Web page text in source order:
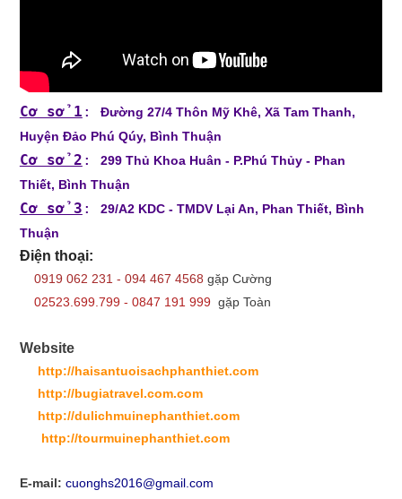
Cơ sở 1 :
Đường 27/4 Thôn Mỹ Khê, Xã Tam Thanh,
Huyện Đảo Phú Qúy, Bình Thuận
Cơ sở 2 :
299 Thủ Khoa Huân - P.Phú Thủy - Phan
Thiết, Bình Thuận
Cơ sở 3 :
29/A2 KDC - TMDV Lại An, Phan Thiết, Bình
Thuận
Điện thoại:
0919 062 231 - 094 467 4568 gặp Cường
02523.699.799 - 0847 191 999gặp Toàn
Website
http://haisantuoisachphanthiet.com
http://bugiatravel.com.com
http://dulichmuinephanthiet.com
http://tourmuinephanthiet.com
E-mail: cuonghs2016@gmail.com